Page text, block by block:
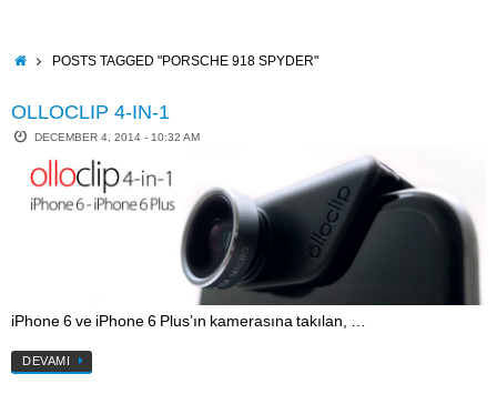
contentHOMEPOSTS TAGGED "PORSCHE 918 SPYDER"
OLLOCLIP 4-IN-1
DECEMBER 4, 2014 - 10:32 AM
iPhone 6 ve iPhone 6 Plus’ın kamerasına takılan, …
DEVAMI